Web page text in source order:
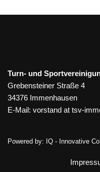
Turn- und
Grebensteiner Straße 4
34376 Immenhausen
E-Mail: vorstand at tsv-
Powered by: IQ - Innovative